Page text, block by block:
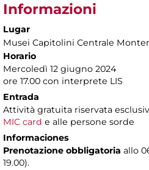
Informazioni
Lugar
Musei Capitolini Centrale
Horario
Mercoledì 12 giugno 2024
ore 17.00 con interprete LIS
Entrada
Attività gratuita riservata
MIC card e alle persone sorde
Informaciones
Prenotazione obbligatoria allo
19.00).